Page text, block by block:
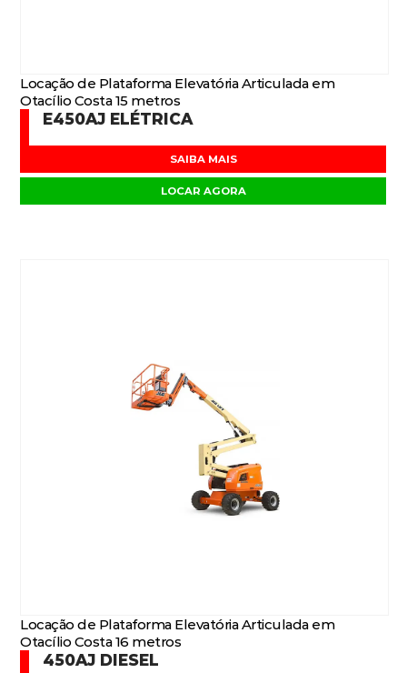
Locação de Plataforma Elevatória Articulada em
Otacílio Costa 15 metros
E450AJ ELÉTRICA
SAIBA MAIS
LOCAR AGORA
Locação de Plataforma Elevatória Articulada em
Otacílio Costa 16 metros
450AJ DIESEL